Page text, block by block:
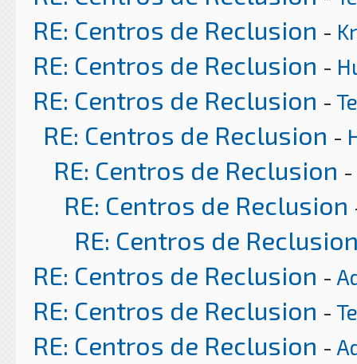
RE: Centros de Reclusion -
RE: Centros de Reclusion -
RE: Centros de Reclusion -
RE: Centros de Reclusion -
RE: Centros de Reclusion -
RE: Centros de Reclusion
RE: Centros de
RE: Centros de Reclusion -
RE: Centros de Reclusion -
RE: Centros de Reclusion -